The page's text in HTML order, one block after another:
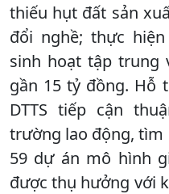
thiếu hụt đất sản
đổi nghề; thực
sinh hoạt tập trung
gần 15 tỷ đồng. Hỗ
DTTS tiếp cận
trường lao động, tìm
59 dự án mô hình
được thụ hưởng với